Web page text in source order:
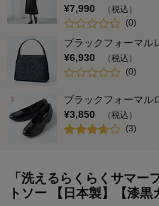
¥7,990
（税込）
(0)
ブラックフォーマル
¥6,930
（税込）
(0)
ブラックフォーマル
¥3,850
（税込）
(3)
「洗えるらくらくサマー
トソー 【日本製】【漆